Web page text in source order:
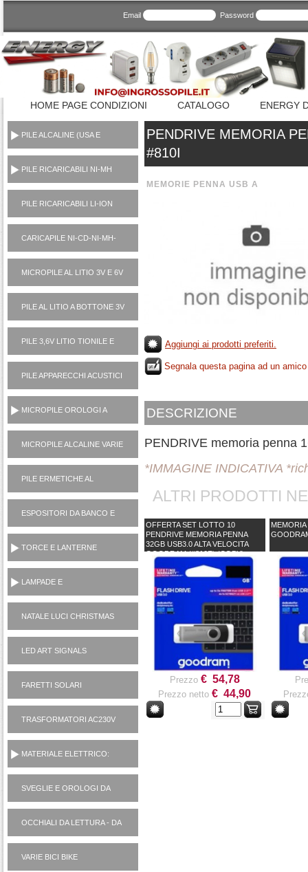
Email Password
HOME PAGE CONDIZIONI CATALOGO ENERGY
PILE ALCALINE (USA E
GETTA CONSUMER)
PILE RICARICABILI NI-MH
1,2V
PILE RICARICABILI LI-ION
3,7V
CARICAPILE NI-CD-NI-MH-
LI-ION-POWER BANK
MICROPILE AL LITIO 3V E 6V
PILE AL LITIO A BOTTONE 3V
PILE 3,6V LITIO TIONILE E
3V LITIO MANGANESE (USA
PILE APPARECCHI ACUSTICI
1,4V ZINCO ARIA
MICROPILE OROLOGI A
PASTICCA OSSIDO
MICROPILE ALCALINE VARIE
(1,5V, 6V, 12V)
PILE ERMETICHE AL
PIOMBO 6V E 12V
ESPOSITORI DA BANCO E
TERRA
TORCE E LANTERNE
PORTATILI
LAMPADE E
ILLUMINOTECNICA
NATALE LUCI CHRISTMAS
LED ART SIGNALS
FARETTI SOLARI
TRASFORMATORI AC230V
AD ALIMENTATORI 12V
MATERIALE ELETTRICO:
VARIE
SVEGLIE E OROLOGI DA
PARETE
OCCHIALI DA LETTURA - DA
SOLE
VARIE BICI BIKE
PENDRIVE MEMORIA
#810I
MEMORIE PENNA USB A
Aggiungi ai prodotti preferiti.
Segnala questa pagina ad un amico
DESCRIZIONE
PENDRIVE memoria penna
*IMMAGINE INDICATIVA
ALTRI PRODOTTI
OFFERTA SET LOTTO 10
PENDRIVE MEMORIA PENNA
32GB USB3.0 ALTA VELOCITA
GOODRAM (#810Z) (COPY)
Prezzo € 54,78
Prezzo netto € 44,90